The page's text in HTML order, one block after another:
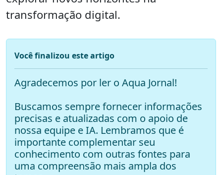
transformação digital.
Você finalizou este artigo
Agradecemos por ler o Aqua Jornal!
Buscamos sempre fornecer informações
precisas e atualizadas com o apoio de
nossa equipe e IA. Lembramos que é
importante complementar seu
conhecimento com outras fontes para
uma compreensão mais ampla dos